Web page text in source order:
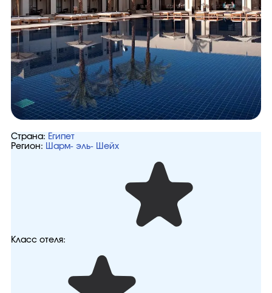
Страна: Египет
Регион: Шарм- эль- Шейх
Класс отеля: